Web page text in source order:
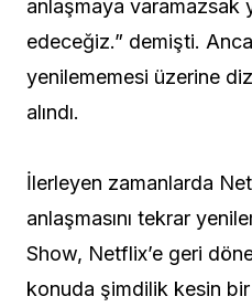
anlaşmaya varamazsak
edeceğiz.” demişti.
yenilememesi üzerine
alındı.
İlerleyen zamanlarda
anlaşmasını tekrar
Show, Netflix’e geri
konuda şimdilik kesin